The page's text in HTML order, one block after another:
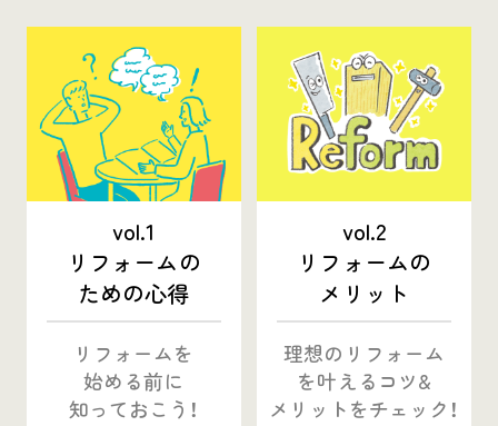
HDC HDC神戸
HDC大阪
ウェルビーみのお
HDC ジャーナル
住まいのコラム
vol.1
リフォームの
ための心得
リフォームを
始める前に
知っておこう！
vol.2
リフォームの
メリット
理想のリフォーム
を叶える コツ&
メリットをチェック！